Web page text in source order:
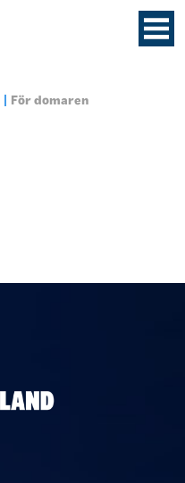
För domaren